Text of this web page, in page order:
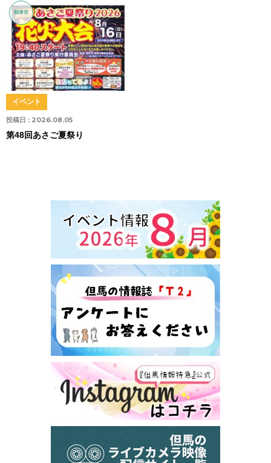
朝来市
投稿日 : 2026.08.05
イベント
第48回あさご夏祭り